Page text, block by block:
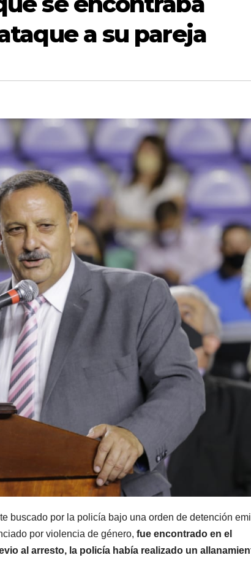
a su pareja
buscado por la policía bajo una orden de detención
por violencia de género, fue encontrado en el
al arresto, la policía había realizado un